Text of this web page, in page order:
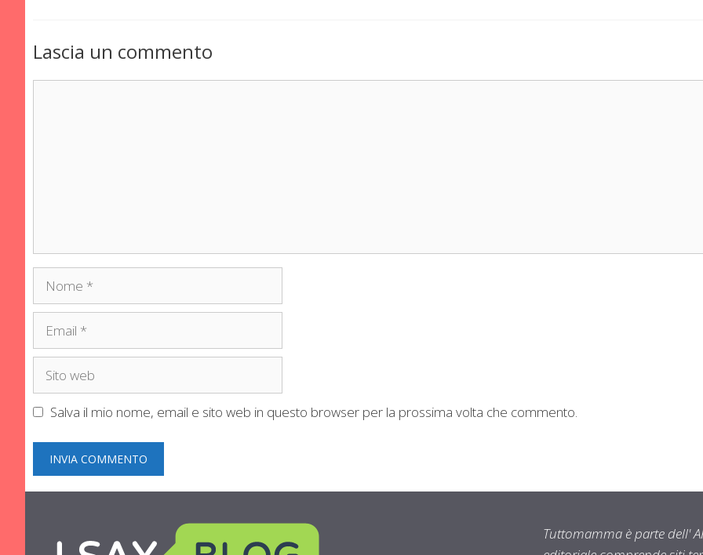
Lascia un commento
Nome
Email
Sito
Salva il mio nome, email e sito web in questo browser per la prossima volta che commento.
Tuttomamma è parte dell'